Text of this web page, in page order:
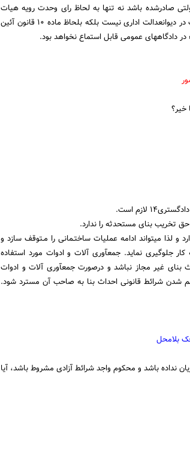
صادرشده باشد نه تنها به لحاظ رای وحدت رویه هیات
عمومی دیوان‎عدالت اداری به شماره۱۳ هـ ۶۳ ـ۴۳ مورخ ۳/۸/۱۳۶۸ قابل شکایت در دیوان‎عدالت اداری نیست بلکه بلحاظ ماده ۱۰ قانون آئین
دادگاههای عمومی قابل استماع نخواهد بود.
۳ـ شهرداری حق جلوگیری از عملیات ساختمانی بر خلاف پروانه ساختمانی را دارد و لذا می‎تواند ادامه عملیات ساختـمانی را مـتوقف سازد و
ازطریـق مامورین شهرداری و در صورت نیاز با کمک نیروهای انتظامی از ادامه کار جلوگیری نماید. جمع‎آوری آلات و ادوات مورد استفاده
درتخلف، فقط در صورتی امکان‎پذیر است که راه دیگری برای جلوگیری از احداث بنای غیر مجاز نباشد و درصورت جمع‎آوری آلات و ادوات
شدن شرائط قانونی احداث بنا به صاحب آن مسترد شود.
باشد و محکوم واجد شرائط آزادی مشروط باشد، آیا